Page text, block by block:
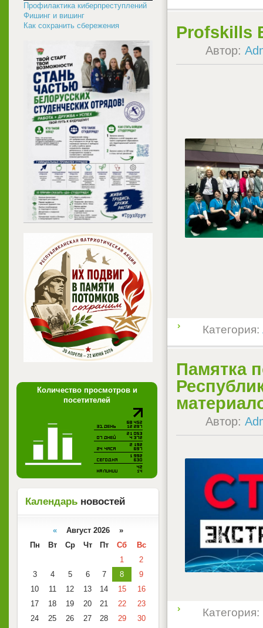
Profskills
Автор:
Категория:
Памятка
Автор:
Категория:
Профилактика киберпреступлений
Фишинг и вишинг
Как сохранить сбережения
Количество просмотров и
посетителей
Календарь новостей
« Август 2026 »
Пн
Вт Ср Чт Пт Сб
Вс
1
2
3
4 5 6 7 8
9
10
11 12 13 14 15
16
17
18 19 20 21 22
23
24
25 26 27 28 29
30